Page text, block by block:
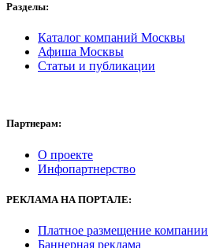
Разделы:
Каталог компаний Москвы
Афиша Москвы
Статьи и публикации
Партнерам:
О проекте
Инфопартнерство
РЕКЛАМА НА ПОРТАЛЕ:
Платное размещение компании
Баннерная реклама